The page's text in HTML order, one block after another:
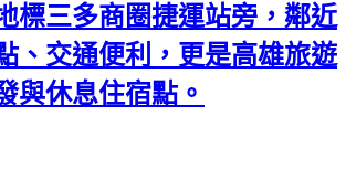
標三多商圈捷運站旁，鄰近
、交通便利，更是高雄旅遊
與休息住宿點。